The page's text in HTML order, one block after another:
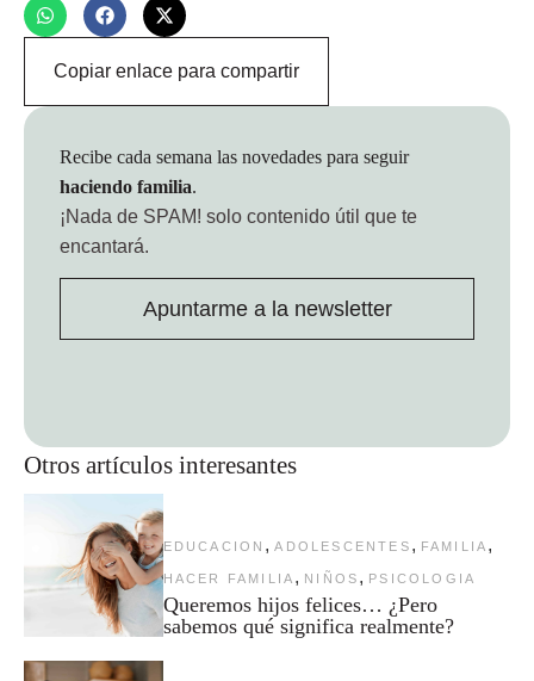
Copiar enlace para compartir
Otros artículos interesantes
EDUCACION , ADOLESCENTES , FAMILIA ,
HACER FAMILIA , NIÑOS , PSICOLOGIA
Queremos hijos felices… ¿Pero
sabemos qué significa realmente?
Recibe cada semana las novedades para seguir
haciendo familia.
¡Nada de SPAM! solo contenido útil que te
encantará.
Apuntarme a la newsletter